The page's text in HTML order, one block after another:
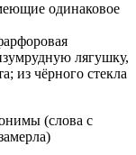
одинаковое
лягушку,
из чёрного стекла
(слова с